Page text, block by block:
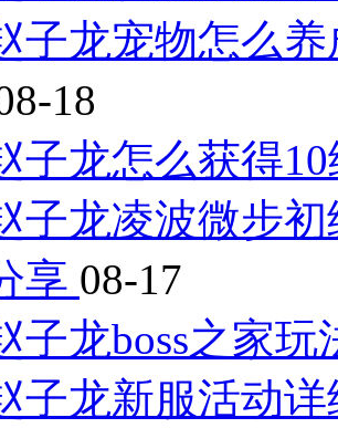
子龙宠物怎么
18
子龙怎么获得
子龙凌波微步
享 08-17
子龙boss之家
子龙新服活动